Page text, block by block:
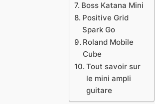
Boss Katana Mini
Positive Grid
Spark Go
Roland Mobile
Cube
Tout savoir sur
le mini ampli
guitare